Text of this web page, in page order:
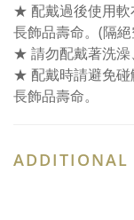
★ 配戴過後使用軟
長飾品壽命。(隔
★ 請勿配戴著洗澡
★ 配戴時請避免碰
長飾品壽命。
ADDITIONAL